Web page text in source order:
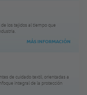
los tejidos al tiempo que
MÁS INFORMACIÓN
de cuidado textil, orientadas a
integral de la protección